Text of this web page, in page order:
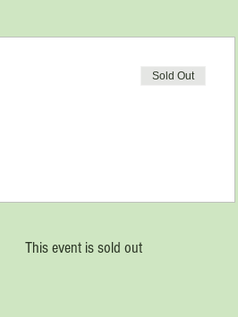
Sold Out
This event is sold out